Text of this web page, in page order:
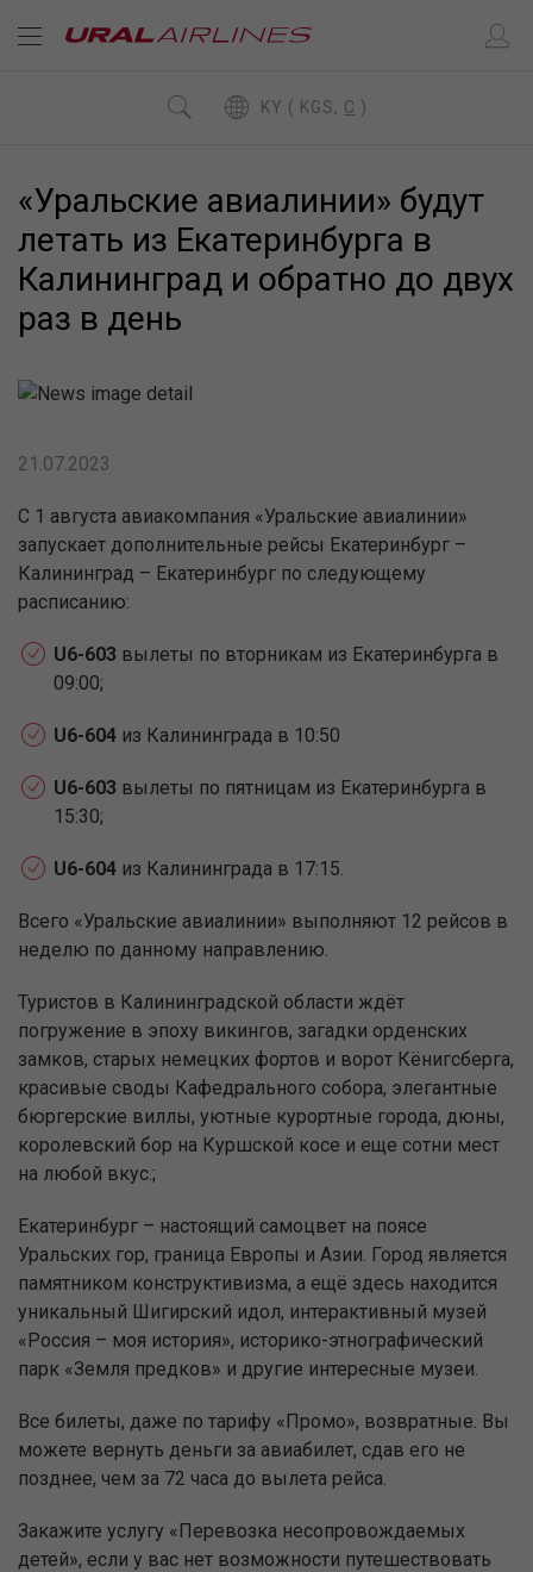
KY ( KGS, C )
«Уральские авиалинии» будут
летать из Екатеринбурга в
Калининград и обратно до двух
раз в день
21.07.2023
С 1 августа авиакомпания «Уральские авиалинии»
запускает дополнительные рейсы Екатеринбург –
Калининград – Екатеринбург по следующему
расписанию:
U6-603 вылеты по вторникам из Екатеринбурга в
09:00;
U6-604 из Калининграда в 10:50
U6-603 вылеты по пятницам из Екатеринбурга в
15:30;
U6-604 из Калининграда в 17:15.
Всего «Уральские авиалинии» выполняют 12 рейсов в
неделю по данному направлению.
Туристов в Калининградской области ждёт
погружение в эпоху викингов, загадки орденских
замков, старых немецких фортов и ворот Кёнигсберга,
красивые своды Кафедрального собора, элегантные
бюргерские виллы, уютные курортные города, дюны,
королевский бор на Куршской косе и еще сотни мест
на любой вкус.;
Екатеринбург – настоящий самоцвет на поясе
Уральских гор, граница Европы и Азии. Город является
памятником конструктивизма, а ещё здесь находится
уникальный Шигирский идол, интерактивный музей
«Россия – моя история», историко-этнографический
парк «Земля предков» и другие интересные музеи.
Все билеты, даже по тарифу «Промо», возвратные. Вы
можете вернуть деньги за авиабилет, сдав его не
позднее, чем за 72 часа до вылета рейса.
Закажите услугу «Перевозка несопровождаемых
детей», если у вас нет возможности путешествовать